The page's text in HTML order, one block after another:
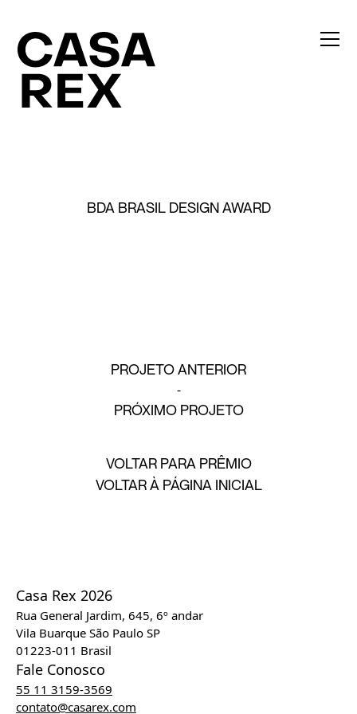
BDA BRASIL DESIGN AWARD
PROJETO ANTERIOR
PRÓXIMO PROJETO
VOLTAR PARA PRÊMIO
VOLTAR À PÁGINA INICIAL
Casa Rex 2026
Rua General Jardim, 645, 6º andar
Vila Buarque São Paulo SP
01223-011 Brasil
Fale Conosco
55 11 3159-3569
contato@casarex.com